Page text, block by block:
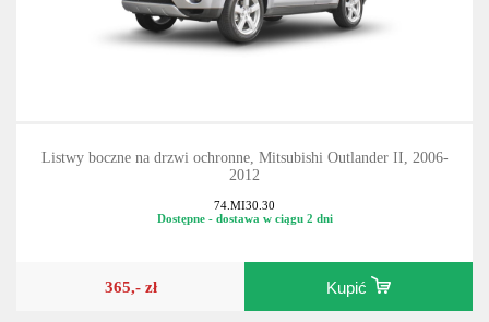
Listwy boczne na drzwi ochronne, Mitsubishi Outlander II, 2006-
2012
74.MI30.30
Dostępne - dostawa w ciągu 2 dni
365,- zł Kupić